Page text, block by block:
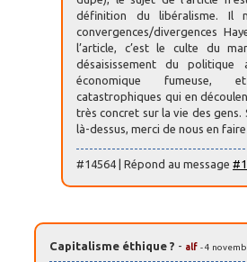
définition du libéralisme. Il
convergences/divergences
l’article, c’est le culte du
désaisissement du politique
économique fumeuse,
catastrophiques qui en
très concret sur la vie des gens.
là-dessus, merci de nous en
#14564 | Répond au message
Capitalisme éthique ? - alf - 4